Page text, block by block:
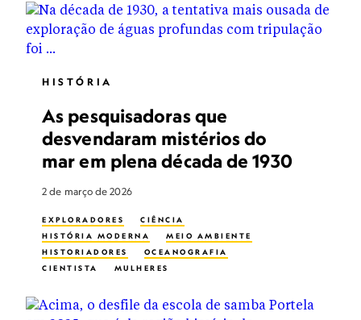
HISTÓRIA
As pesquisadoras que
desvendaram mistérios do
mar em plena década de 1930
2 de março de 2026
EXPLORADORES
CIÊNCIA
HISTÓRIA MODERNA
MEIO AMBIENTE
HISTORIADORES
OCEANOGRAFIA
CIENTISTA
MULHERES